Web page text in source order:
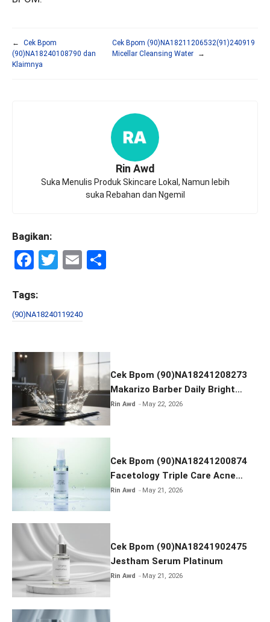
←
Cek Bpom
(90)NA18240108790 dan
Klaimnya
Cek Bpom (90)NA18211206532(91)240919
Micellar Cleansing Water
→
Rin Awd
Suka Menulis Produk Skincare Lokal, Namun lebih
suka Rebahan dan Ngemil
Bagikan:
F
ce
b
o
k
T
er
E
Tags:
(90)NA18240119240
Cek Bpom (90)NA18241208273
Makarizo Barber Daily Bright
Radiance Face Wash
Rin Awd May 22, 2026
Cek Bpom (90)NA18241200874
Facetology Triple Care Acne
Calm Micellar Water
Rin Awd May 21, 2026
Cek Bpom (90)NA18241902475
Jestham Serum Platinum
Rin Awd May 21, 2026